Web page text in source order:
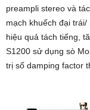
preampli stereo và
mạch khuếch đại
hiệu quả tách tiếng,
S1200 sử dụng sò
trị số damping factor